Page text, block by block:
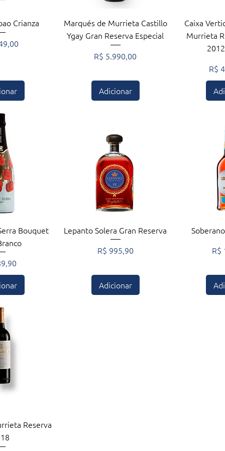
rápida
Crianza
Visualização rápida
Marqués de Murrieta Castillo
Ygay Gran Reserva Especial
Preço
R$ 5.990,00
Adicionar
Caixa
Murrieta
R$
rápidaBouquet
Visualização rápida
Lepanto Solera Gran Reserva
Preço
R$ 995,90
Adicionar
R$
rápidaReserva